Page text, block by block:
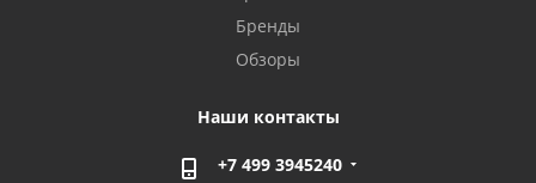
Бренды
Обзоры
Наши контакты
+7 499 3945240